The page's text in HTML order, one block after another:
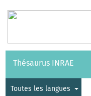
Vocabulaires API
Thésaurus INRAE
Toutes les langues